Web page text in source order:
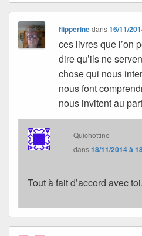
flipperinedans16/11/
ces livres que l’on
dire qu’ils ne
chose qui nous
nous font
nous invitent au
Quichottine
dans18/11/2014 à
Tout à fait d’accord avec toi.